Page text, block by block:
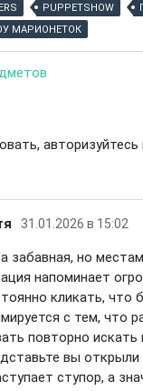
ERS PUPPETSHOW
МАРИОНЕТОК
авторизуйтесь
31.01.2026 в 15:02
забавная, но
напоминает
кликать, что
с тем, что
повторно
вы
ступор, а